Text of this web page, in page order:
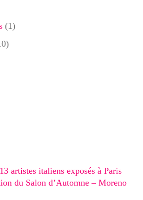
(1)
artistes italiens exposés à Paris
du Salon d’Automne – Moreno